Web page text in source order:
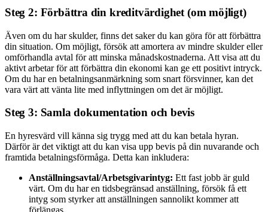
Steg 2: Förbättra din kreditvärdighet (om möjligt)
Även om du har skulder, finns det saker du kan göra för att förbättra
din situation. Om möjligt, försök att amortera av mindre skulder eller
omförhandla avtal för att minska månadskostnaderna. Att visa att du
aktivt arbetar för att förbättra din ekonomi kan ge ett positivt intryck.
Om du har en betalningsanmärkning som snart försvinner, kan det
vara värt att vänta lite med inflyttningen om det är möjligt.
Steg 3: Samla dokumentation och bevis
En hyresvärd vill känna sig trygg med att du kan betala hyran.
Därför är det viktigt att du kan visa upp bevis på din nuvarande och
framtida betalningsförmåga. Detta kan inkludera:
Anställningsavtal/Arbetsgivarintyg: Ett fast jobb är guld
värt. Om du har en tidsbegränsad anställning, försök få ett
intyg som styrker att anställningen sannolikt kommer att
förlängas.